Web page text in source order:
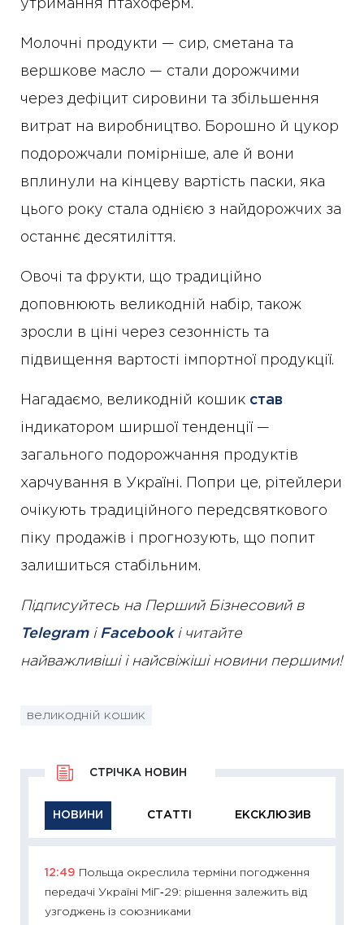
утримання птахоферм.
Молочні продукти — сир, сметана та
вершкове масло — стали дорожчими
через дефіцит сировини та збільшення
витрат на виробництво. Борошно й цукор
подорожчали помірніше, але й вони
вплинули на кінцеву вартість паски, яка
цього року стала однією з найдорожчих за
останнє десятиліття.
Овочі та фрукти, що традиційно
доповнюють великодній набір, також
зросли в ціні через сезонність та
підвищення вартості імпортної продукції.
Нагадаємо, великодній кошик став
індикатором ширшої тенденції —
загального подорожчання продуктів
харчування в Україні. Попри це, рітейлери
очікують традиційного передсвяткового
піку продажів і прогнозують, що попит
залишиться стабільним.
Підписуйтесь на Перший Бізнесовий в
Telegramі Facebookі читайте
найважливіші і найсвіжіші новини першими!
великодній кошик
НОВИНИ СТАТТІ ЕКСКЛЮЗИВ
СТРІЧКА НОВИН
12:49 Польща окреслила терміни погодження
передачі Україні МіГ‑29: рішення залежить від
узгоджень із союзниками